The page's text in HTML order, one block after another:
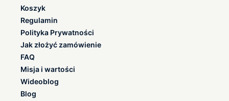
Koszyk
Regulamin
Polityka Prywatności
Jak złożyć zamówienie
FAQ
Misja i wartości
Wideoblog
Blog